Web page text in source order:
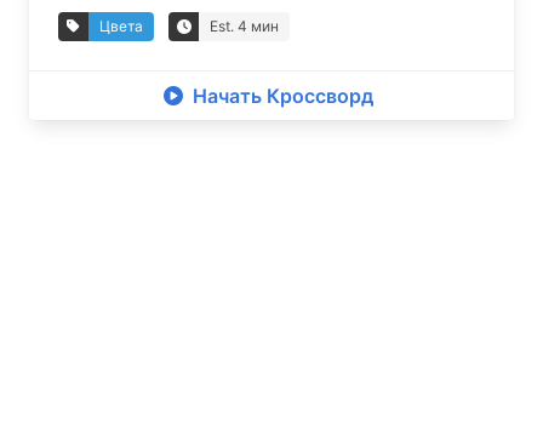
Цвета Est. 4 мин
Начать Кроссворд